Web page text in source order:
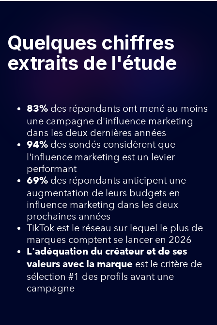
Quelques chiffres
extraits de l'étude
83% des répondants ont mené au moins
une campagne d'influence marketing
dans les deux dernières années
94% des sondés considèrent que
l'influence marketing est un levier
performant
69% des répondants anticipent une
augmentation de leurs budgets en
influence marketing dans les deux
prochaines années
TikTok est le réseau sur lequel le plus de
marques comptent se lancer en 2026
L'adéquation du créateur et de ses
valeurs avec la marque est le critère de
sélection #1 des profils avant une
campagne